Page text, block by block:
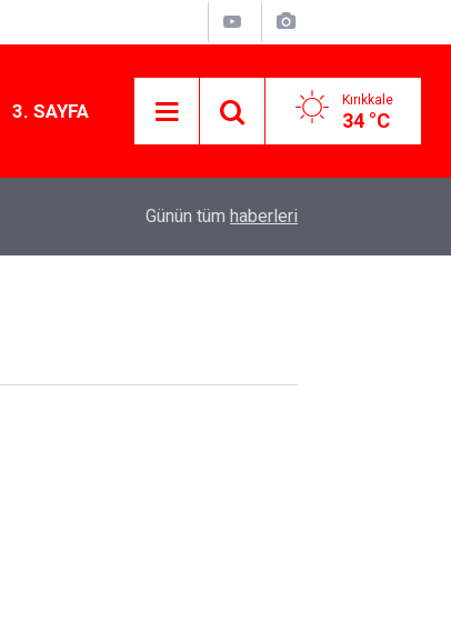
3. SAYFA Kırıkkale
34 °C
Kırıkkale’de bugün vefat edenler: 7 Ağustos
Günün tüm haberleri